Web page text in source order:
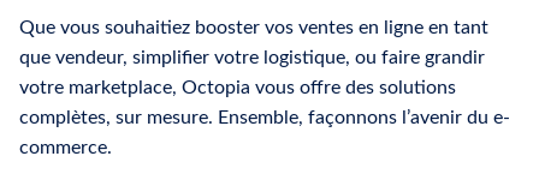
Que vous souhaitiez booster vos ventes en ligne en tant
que vendeur, simplifier votre logistique, ou faire grandir
votre marketplace, Octopia vous offre des solutions
complètes, sur mesure. Ensemble, façonnons l’avenir du e-
commerce.